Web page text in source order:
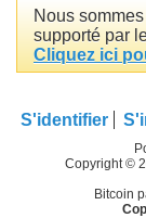
Nous
supporté par
Cliquez ici
S'identifier
Copyright ©
Bitcoin